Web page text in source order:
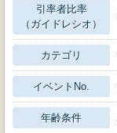
引率者比率
（ガイドレシオ）
カテゴリ
イベントNo.
年齢条件